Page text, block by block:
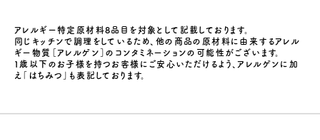
アレルギー特定原材料8品目を対象として記載しております。
同じキッチンで調理をしているため、他の商品の原材料に由来するアレル
ギー物質［アレルゲン］のコンタミネーションの可能性がございます。
１歳以下のお子様を持つお客様にご安心いただけるよう、アレルゲンに加
え「はちみつ」も表記しております。